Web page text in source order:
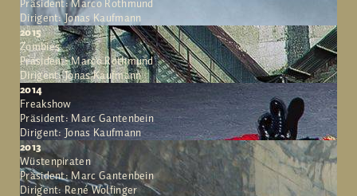
Präsident: Marco Rothmund
Dirigent: Jonas Kaufmann
2015
Zombies
Präsident: Marco Rothmund
Dirigent: Jonas Kaufmann
2014
Freakshow
Präsident: Marc Gantenbein
Dirigent: Jonas Kaufmann
2013
Wüstenpiraten
Präsident: Marc Gantenbein
Dirigent: René Wolfinger